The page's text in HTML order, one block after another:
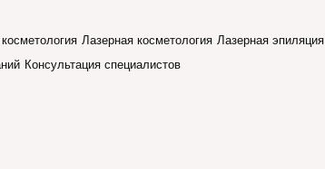
Лазерная косметология Лазерная эпиляция
Консультация специалистов